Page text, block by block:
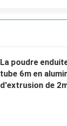
La poudre
tube 6m en
d'extrusion de